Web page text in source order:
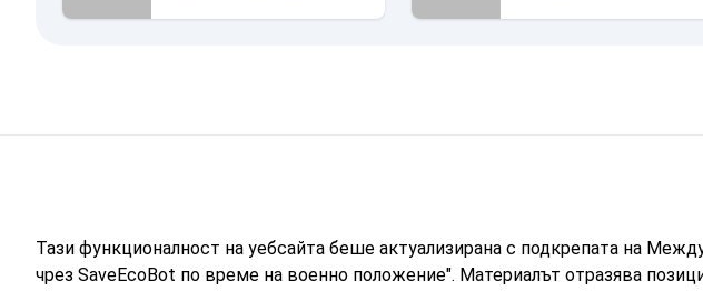
Тази функционалност на уебсайта беше актуализирана с подкрепата на
чрез SaveEcoBot по време на военно положение". Материалът отразява